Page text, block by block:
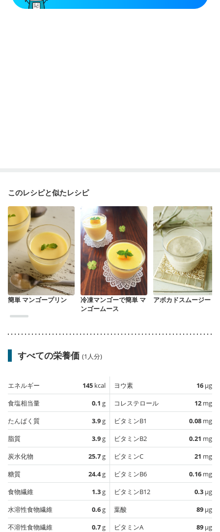
このレシピと似たレシピ
簡単 マンゴープリン
冷凍マンゴーで簡単 マ
ンゴームース
アボカドスムージー
すべての栄養価 (1人分)
エネルギー 145 kcal
食塩相当量
0.1 g
たんぱく質
3.9g
脂質
3.9g
炭水化物
25.7g
糖質
24.4g
食物繊維
1.3g
水溶性食物繊維
0.6g
不溶性食物繊維
0.7g
ヨウ素 16 µg
コレステロール
12 mg
ビタミンB1
0.08 mg
ビタミンB2
0.21 mg
ビタミンC
21 mg
ビタミンB6
0.16 mg
ビタミンB12
0.3 µg
葉酸
89 µg
ビタミンA
89 µg